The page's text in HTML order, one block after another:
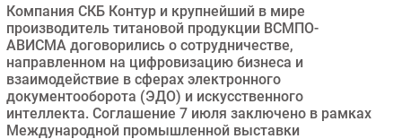
Торговые сети
Оборудование
ПО
Outsourcing
Кадры
Регулирование
Компания СКБ Контур и крупнейший в мире
производитель титановой продукции ВСМПО-
АВИСМА договорились о сотрудничестве,
направленном на цифровизацию бизнеса и
взаимодействие в сферах электронного
документооборота (ЭДО) и искусственного
интеллекта. Соглашение 7 июля заключено в рамках
Международной промышленной выставки